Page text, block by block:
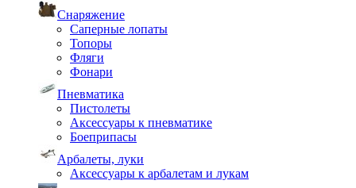
Снаряжение
Саперные лопаты
Топоры
Фляги
Фонари
Пневматика
Пистолеты
Аксессуары к пневматике
Боеприпасы
Арбалеты, луки
Аксессуары к арбалетам и лукам